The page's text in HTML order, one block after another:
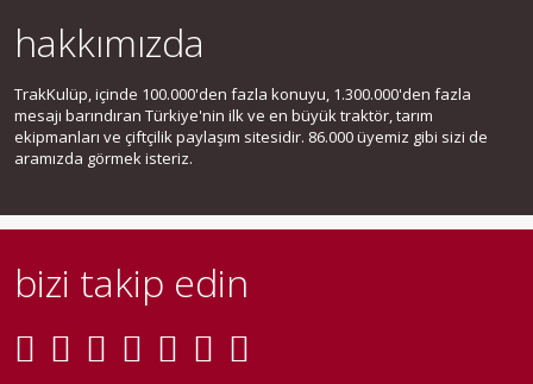
hakkımızda
TrakKulüp, içinde 100.000'den fazla konuyu, 1.300.000'den fazla
mesajı barındıran Türkiye'nin ilk ve en büyük traktör, tarım
ekipmanları ve çiftçilik paylaşım sitesidir. 86.000 üyemiz gibi sizi de
aramızda görmek isteriz.
bizi takip edin